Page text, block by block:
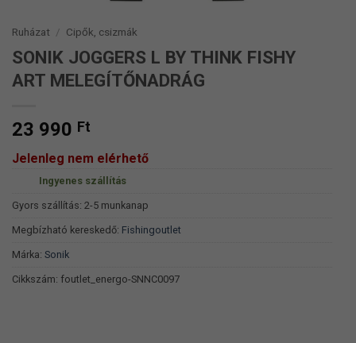
Ruházat / Cipők, csizmák
SONIK JOGGERS L BY THINK FISHY
ART MELEGÍTŐNADRÁG
23 990 Ft
Jelenleg nem elérhető
Ingyenes szállítás
Gyors szállítás: 2-5 munkanap
Megbízható kereskedő: Fishingoutlet
Márka: Sonik
Cikkszám: foutlet_energo-SNNC0097